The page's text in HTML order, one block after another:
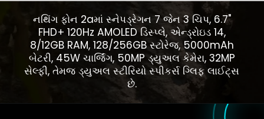
નથિંગ ફોન 2aમાં સ્નેપડ્રેગન 7 જેન 3 ચિપ, 6.7"
FHD+ 120Hz AMOLED ડિસ્પ્લે, એન્ડ્રોઇડ 14,
8/12GB RAM, 128/256GB સ્ટોરેજ, 5000mAh
બેટરી, 45W ચાર્જિંગ, 50MP ડ્યુઅલ કેમેરા, 32MP
સેલ્ફી, તેમજ ડ્યુઅલ સ્ટીરિયો સ્પીકર્સ ગ્લિફ લાઈટ્સ
છે.